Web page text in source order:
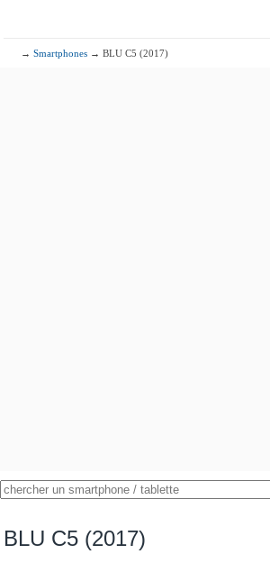
→Smartphones → BLU C5 (2017)
BLU C5 (2017)